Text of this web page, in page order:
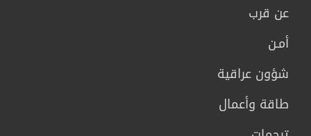
عن قرب
أمـن
شؤون عراقية
طاقة وأعمال